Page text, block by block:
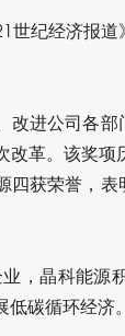
纪经济报
进公司各部
革。该奖
获荣誉，
，晶科能源
碳循环经济。